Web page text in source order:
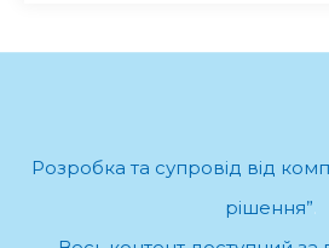
Розробка та супровід від
рішення”.